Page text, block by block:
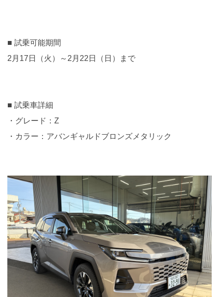
■ 試乗可能期間
2月17日（火）～2月22日（日）まで
■ 試乗車詳細
・グレード：Z
・カラー：アバンギャルドブロンズメタリック